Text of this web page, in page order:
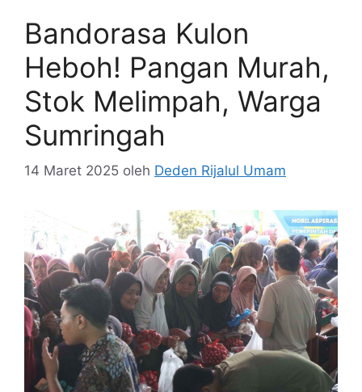
Bandorasa Kulon
Heboh! Pangan Murah,
Stok Melimpah, Warga
Sumringah
14 Maret 2025 oleh Deden Rijalul Umam